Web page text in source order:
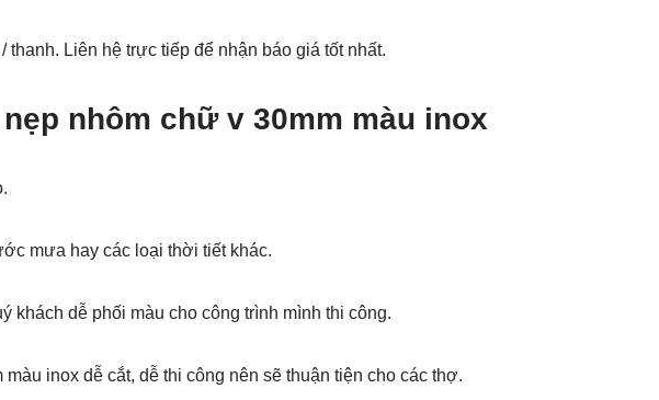
Liên hệ trực tiếp để nhận báo giá tốt nhất.
nhôm chữ v 30mm màu inox
mưa hay các loại thời tiết khác.
khách dễ phối màu cho công trình mình thi công.
inox dễ cắt, dễ thi công nên sẽ thuận tiện cho các thợ.